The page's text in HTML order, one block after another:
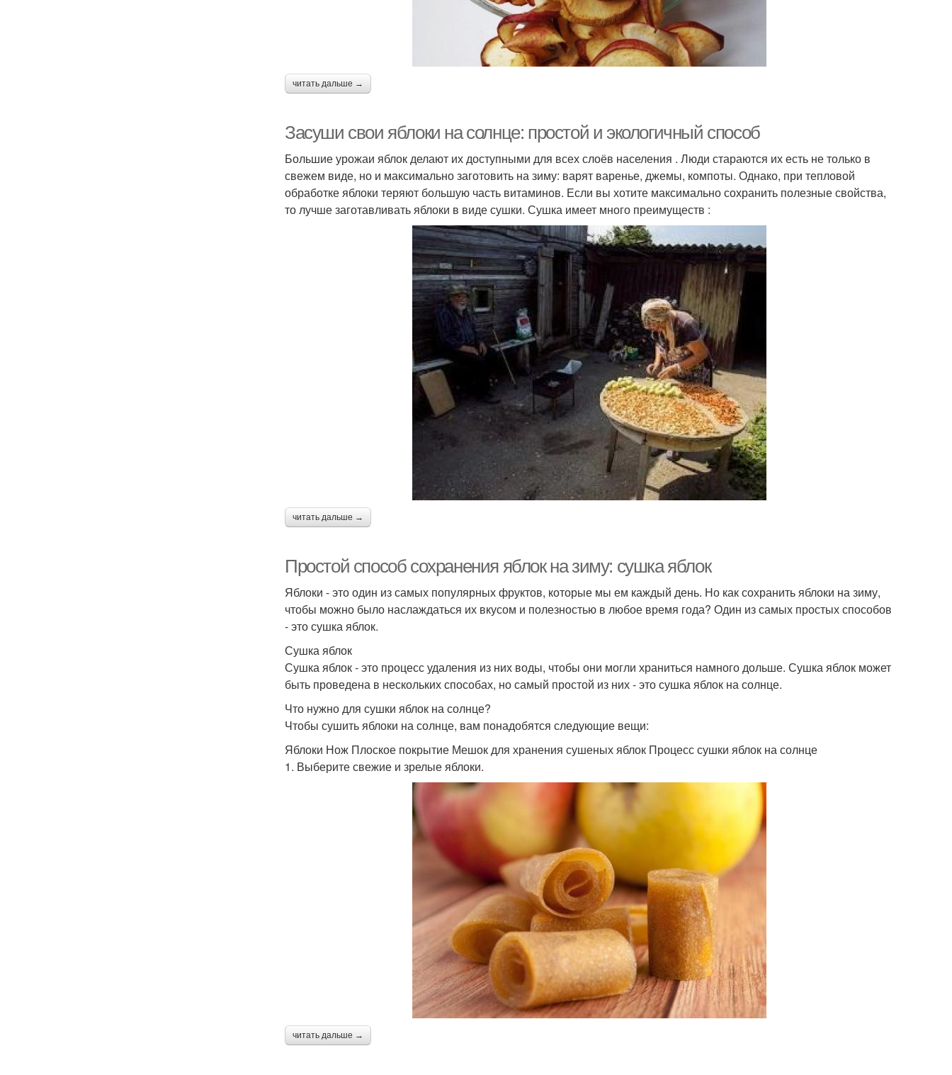
читать дальше →
Засуши свои яблоки на солнце: простой и экологичный способ
Большие урожаи яблок делают их доступными для всех слоёв населения . Люди стараются их есть не только в
свежем виде, но и максимально заготовить на зиму: варят варенье, джемы, компоты. Однако, при тепловой
обработке яблоки теряют большую часть витаминов. Если вы хотите максимально сохранить полезные свойства,
то лучше заготавливать яблоки в виде сушки. Сушка имеет много преимуществ :
читать дальше →
Простой способ сохранения яблок на зиму: сушка яблок
Яблоки - это один из самых популярных фруктов, которые мы ем каждый день. Но как сохранить яблоки на зиму,
чтобы можно было наслаждаться их вкусом и полезностью в любое время года? Один из самых простых способов
- это сушка яблок.
Сушка яблок
Сушка яблок - это процесс удаления из них воды, чтобы они могли храниться намного дольше. Сушка яблок может
быть проведена в нескольких способах, но самый простой из них - это сушка яблок на солнце.
Что нужно для сушки яблок на солнце?
Чтобы сушить яблоки на солнце, вам понадобятся следующие вещи:
Яблоки Нож Плоское покрытие Мешок для хранения сушеных яблок Процесс сушки яблок на солнце
1. Выберите свежие и зрелые яблоки.
читать дальше →